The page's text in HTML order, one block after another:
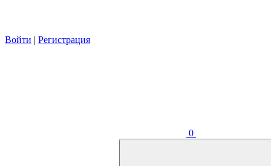
Войти | Регистрация
0